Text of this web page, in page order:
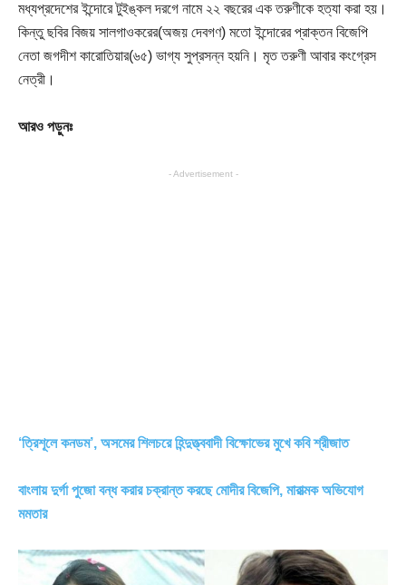
মধ্যপ্রদেশের ইন্দোরে টুইঙ্কল দরগে নামে ২২ বছরের এক তরুণীকে হত্যা করা হয়।
কিন্তু ছবির বিজয় সালগাওকরের(অজয় দেবগণ) মতো ইন্দোরের প্রাক্তন বিজেপি
নেতা জগদীশ কারোতিয়ার(৬৫) ভাগ্য সুপ্রসন্ন হয়নি। মৃত তরুণী আবার কংগ্রেস
নেত্রী।
আরও পড়ুনঃ
- Advertisement -
‘ত্রিশূলে কনডম’, অসমের শিলচরে হিন্দুত্ত্ববাদী বিক্ষোভের মুখে কবি শ্রীজাত
বাংলায় দুর্গা পুজো বন্ধ করার চক্রান্ত করছে মোদীর বিজেপি, মারাত্মক অভিযোগ
মমতার